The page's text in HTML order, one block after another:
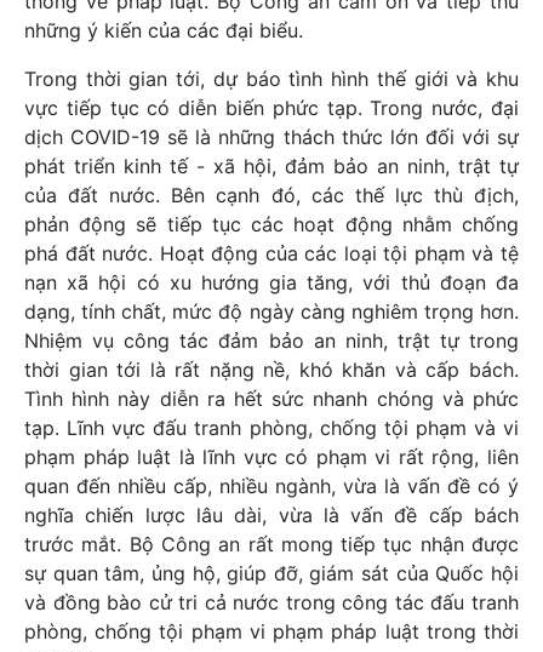
những ý kiến của các đại biểu.
Trong thời gian tới, dự báo tình hình thế giới và khu
vực tiếp tục có diễn biến phức tạp. Trong nước, đại
dịch COVID-19 sẽ là những thách thức lớn đối với sự
phát triển kinh tế - xã hội, đảm bảo an ninh, trật tự
của đất nước. Bên cạnh đó, các thế lực thù địch,
phản động sẽ tiếp tục các hoạt động nhằm chống
phá đất nước. Hoạt động của các loại tội phạm và tệ
nạn xã hội có xu hướng gia tăng, với thủ đoạn đa
dạng, tính chất, mức độ ngày càng nghiêm trọng hơn.
Nhiệm vụ công tác đảm bảo an ninh, trật tự trong
thời gian tới là rất nặng nề, khó khăn và cấp bách.
Tình hình này diễn ra hết sức nhanh chóng và phức
tạp. Lĩnh vực đấu tranh phòng, chống tội phạm và vi
phạm pháp luật là lĩnh vực có phạm vi rất rộng, liên
quan đến nhiều cấp, nhiều ngành, vừa là vấn đề có ý
nghĩa chiến lược lâu dài, vừa là vấn đề cấp bách
trước mắt. Bộ Công an rất mong tiếp tục nhận được
sự quan tâm, ủng hộ, giúp đỡ, giám sát của Quốc hội
và đồng bào cử tri cả nước trong công tác đấu tranh
phòng, chống tội phạm vi phạm pháp luật trong thời